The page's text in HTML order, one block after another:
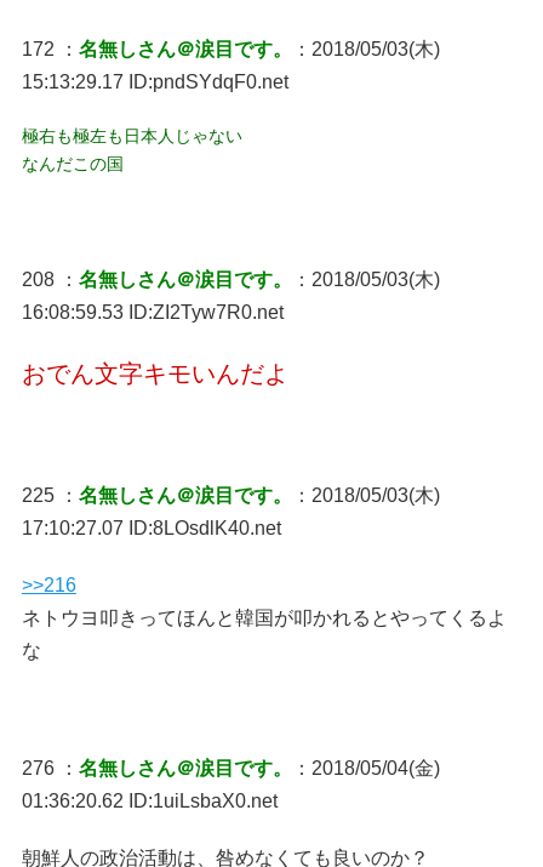
172 ： 名無しさん＠涙目です。
：2018/05/03(木)
15:13:29.17 ID:pndSYdqF0.net
極右も極左も日本人じゃない
なんだこの国
208 ： 名無しさん＠涙目です。
：2018/05/03(木)
16:08:59.53 ID:ZI2Tyw7R0.net
おでん文字キモいんだよ
225 ： 名無しさん＠涙目です。
：2018/05/03(木)
17:10:27.07 ID:8LOsdlK40.net
>>216
ネトウヨ叩きってほんと韓国が叩かれるとやってくるよ
な
276 ： 名無しさん＠涙目です。
：2018/05/04(金)
01:36:20.62 ID:1uiLsbaX0.net
朝鮮人の政治活動は、咎めなくても良いのか？